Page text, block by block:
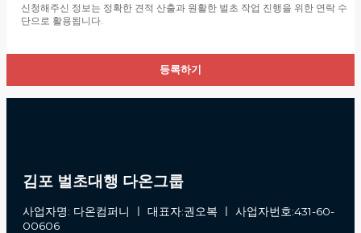
[정보관리 책임자]
신청해주신 정보는 정확한 견적 산출과 원활한 벌초 작업 진행을 위한 연락 수
단으로 활용됩니다.
김포 벌초대행 다온그룹
사업자명: 다온컴퍼니 ㅣ 대표자:권오복 ㅣ 사업자번호:431-60-
00606